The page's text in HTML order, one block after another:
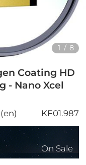
1 / 8
Coating HD
- Nano Xcel
KF01.987
On Sale